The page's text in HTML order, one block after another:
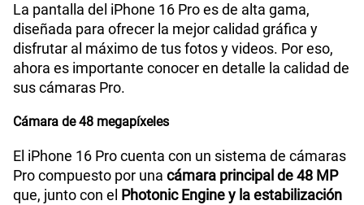
La pantalla del iPhone 16 Pro es de alta gama,
diseñada para ofrecer la mejor calidad gráfica y
disfrutar al máximo de tus fotos y videos. Por eso,
ahora es importante conocer en detalle la calidad de
sus cámaras Pro.
Cámara de 48 megapíxeles
El iPhone 16 Pro cuenta con un sistema de cámaras
Pro compuesto por una cámara principal de 48 MP
que, junto con el Photonic Engine y la estabilización